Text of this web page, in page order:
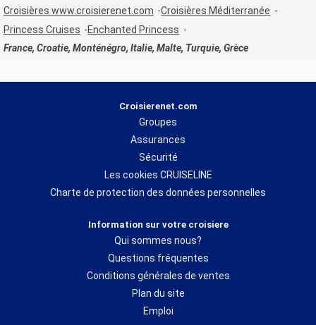
Croisières www.croisierenet.com
Croisières Méditerranée
Princess Cruises
Enchanted Princess
France, Croatie, Monténégro, Italie, Malte, Turquie, Grèce
Croisierenet.com
Groupes
Assurances
Sécurité
Les cookies CRUISELINE
Charte de protection des données personnelles
Information sur votre croisiere
Qui sommes nous?
Questions fréquentes
Conditions générales de ventes
Plan du site
Emploi